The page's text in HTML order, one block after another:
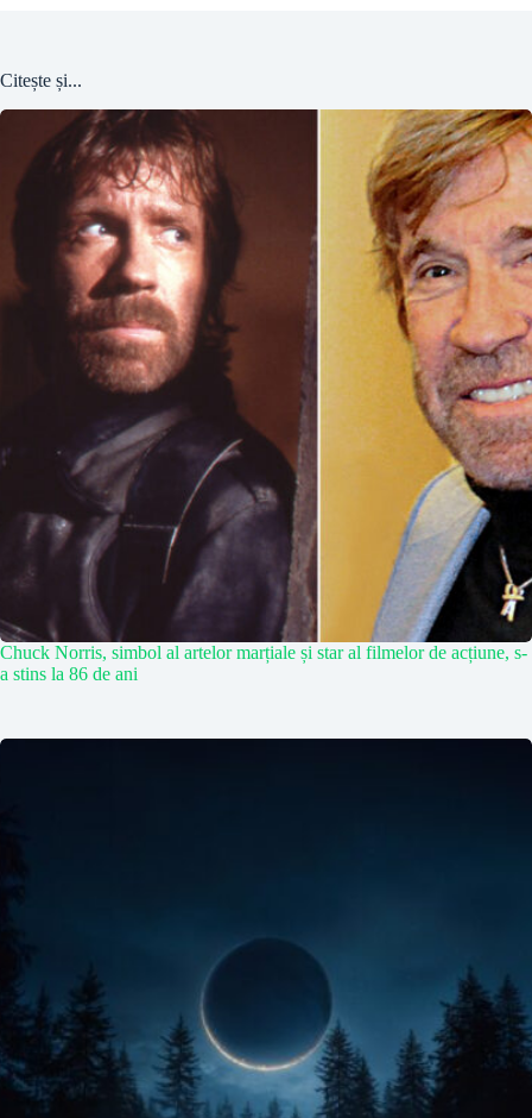
Citește și...
Chuck Norris, simbol al artelor marțiale și star al filmelor de acțiune, s-
a stins la 86 de ani